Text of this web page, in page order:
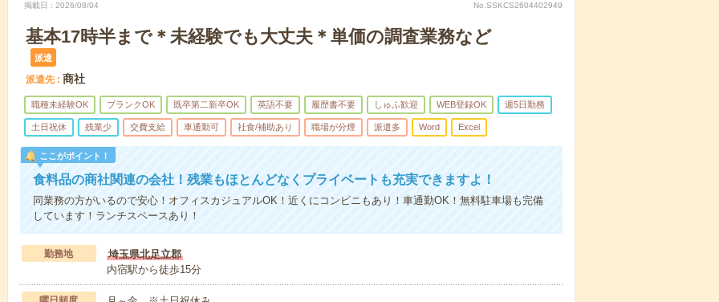
掲載日 2026/08/04 No.SSKCS2604402949
基本17時半まで＊未経験でも大丈夫＊単価の調査業務など
派遣
派遣先 商社
職種未経験OK ブランクOK 既卒第二新卒OK 英語不要 履歴書不要 しゅふ歓迎 WEB登録OK 週5日勤務
土日祝休 残業少 交費支給 車通勤可 社食/補助あり 職場が分煙 派遣多 Word Excel
ここがポイント！
食料品の商社関連の会社！残業もほとんどなくプライベートも充実できますよ！
同業務の方がいるので安心！オフィスカジュアルOK！近くにコンビニもあり！車通勤OK！無料駐車場も完備
しています！ランチスペースあり！
勤務地
埼玉県北足立郡
内宿駅から徒歩15分